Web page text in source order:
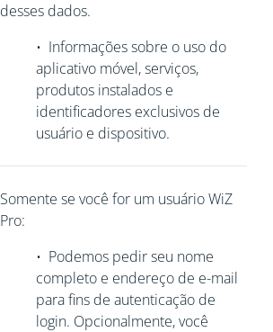
desses dados.
• Informações sobre o uso do
aplicativo móvel, serviços,
produtos instalados e
identificadores exclusivos de
usuário e dispositivo.
Somente se você for um usuário WiZ
Pro:
• Podemos pedir seu nome
completo e endereço de e-mail
para fins de autenticação de
login. Opcionalmente, você